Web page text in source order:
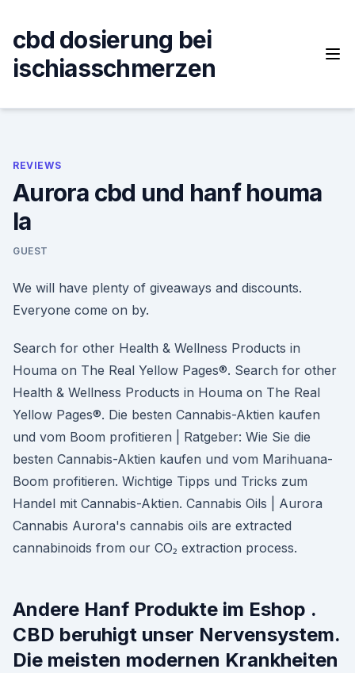
content
cbd dosierung bei
ischiasschmerzen
REVIEWS
Aurora cbd und hanf houma
la
GUEST
We will have plenty of giveaways and discounts.
Everyone come on by.
Search for other Health & Wellness Products in
Houma on The Real Yellow Pages®. Search for other
Health & Wellness Products in Houma on The Real
Yellow Pages®. Die besten Cannabis-Aktien kaufen
und vom Boom profitieren | Ratgeber: Wie Sie die
besten Cannabis-Aktien kaufen und vom Marihuana-
Boom profitieren. Wichtige Tipps und Tricks zum
Handel mit Cannabis-Aktien. Cannabis Oils | Aurora
Cannabis Aurora's cannabis oils are extracted
cannabinoids from our CO₂ extraction process.
Andere Hanf Produkte im Eshop .
CBD beruhigt unser Nervensystem.
Die meisten modernen Krankheiten